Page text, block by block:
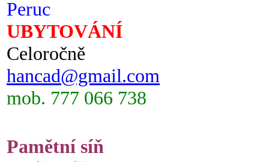
Peruc
UBYTOVÁNÍ
Celoročně
hancad@gmail.com
mob. 777 066 738
Pamětní síň